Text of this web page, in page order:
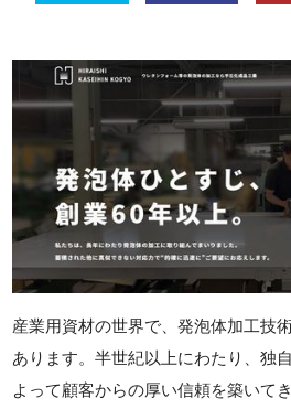
産業用資材の世界で、発泡体加工技
あります。半世紀以上にわたり、独
よって顧客からの厚い信頼を築いて